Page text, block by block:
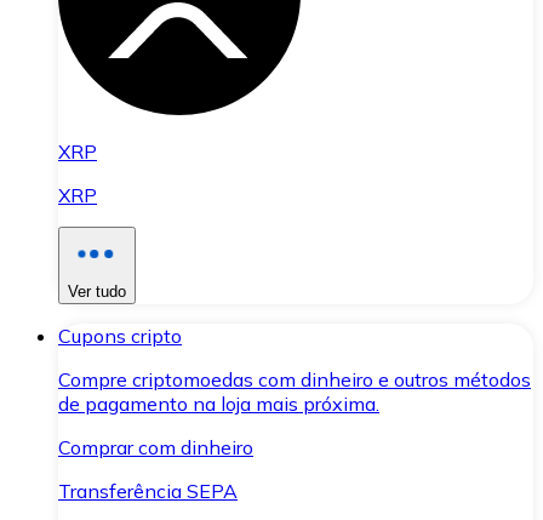
XRP
XRP
Ver tudo
Cupons cripto
Compre criptomoedas com dinheiro e outros métodos
de pagamento na loja mais próxima.
Comprar com dinheiro
Transferência SEPA